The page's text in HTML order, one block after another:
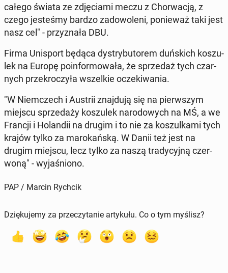
całego świata ze zdję­cia­mi meczu z Chor­wa­cją, z
czego je­ste­śmy bardzo za­do­wo­le­ni, po­nie­waż taki jest
nasz cel" - przy­zna­ła DBU.
Firma Uni­sport będąca dys­try­bu­to­rem duń­skich ko­szu­
lek na Europę po­in­for­mo­wa­ła, że sprze­daż tych czar­
nych prze­kro­czy­ła wszel­kie ocze­ki­wa­nia.
"W Niem­czech i Austrii znaj­du­ją się na pierw­szym
miejscu sprze­da­ży ko­szu­lek na­ro­do­wych na MŚ, a we
Francji i Ho­lan­dii na drugim i to nie za ko­szul­ka­mi tych
krajów tylko za ma­ro­kań­ską. W Danii też jest na
drugim miejscu, lecz tylko za naszą tra­dy­cyj­ną czer­
wo­ną" - wy­ja­śnio­no.
PAP / Marcin Rychcik
Dziękujemy za przeczytanie artykułu. Co o tym myślisz?